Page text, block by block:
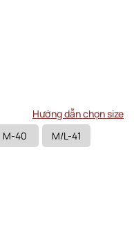
Hướng dẫn chọn size
M-40
M/L-41